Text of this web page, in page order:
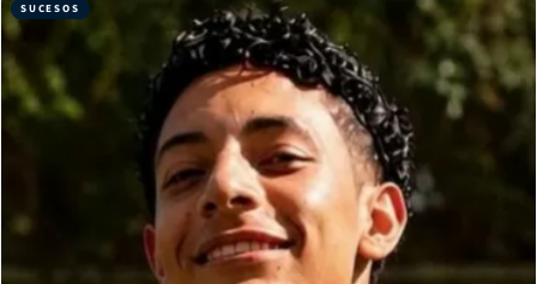
SUCESOS